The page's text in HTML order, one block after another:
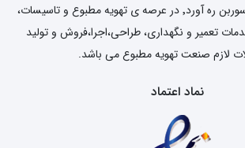
شرکت فنی مهندسی سوربن ره آورد٬ در عرصه ی تهویه مطبوع و تاسیسات،
تعمیر و نگهداری، طراحی،اجرا،فروش و تولید
لازم صنعت تهویه مطبوع می باشد.
نماد اعتماد